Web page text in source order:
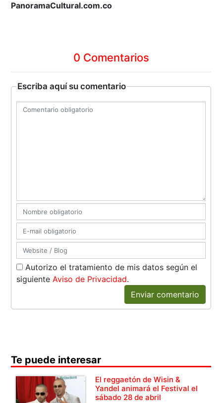
PanoramaCultural.com.co
0 Comentarios
Escriba aquí su comentario
Autorizo el tratamiento de mis datos según el
siguienteAviso de Privacidad.
Enviar comentario
Te puede interesar
El reggaetón de Wisin &
Yandel animará el Festival el
sábado 28 de abril